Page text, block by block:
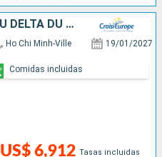
DES TEMPLES D'ANGKOR AU DELTA DU MÉKONG, HANOÏ ET LA BAIE D'ALONG (FORMULE PORT/PORT)
Ho Chi Minh-Ville 19/01/2027
US$ 6,912 Tasas incluidas
Comidas incluidas